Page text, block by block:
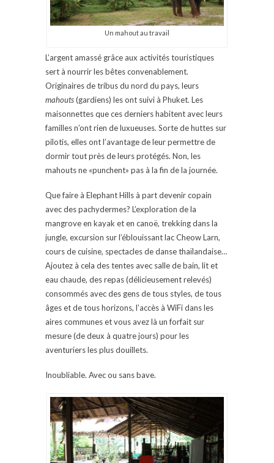
Un mahout au travail
L’argent amassé grâce aux activités touristiques
sert à nourrir les bêtes convenablement.
Originaires de tribus du nord du pays, leurs
mahouts(gardiens) les ont suivi à Phuket. Les
maisonnettes que ces derniers habitent avec leurs
familles n’ont rien de luxueuses. Sorte de huttes sur
pilotis, elles ont l’avantage de leur permettre de
dormir tout près de leurs protégés. Non, les
mahouts ne «punchent» pas à la fin de la journée.
Que faire à Elephant Hills à part devenir copain
avec des pachydermes? L’exploration de la
mangrove en kayak et en canoë, trekking dans la
jungle, excursion sur l’éblouissant lac Cheow Larn,
cours de cuisine, spectacles de danse thaïlandaise…
Ajoutez à cela des tentes avec salle de bain, lit et
eau chaude, des repas (délicieusement relevés)
consommés avec des gens de tous styles, de tous
âges et de tous horizons, l’accès à WiFi dans les
aires communes et vous avez là un forfait sur
mesure (de deux à quatre jours) pour les
aventuriers les plus douillets.
Inoubliable. Avec ou sans bave.